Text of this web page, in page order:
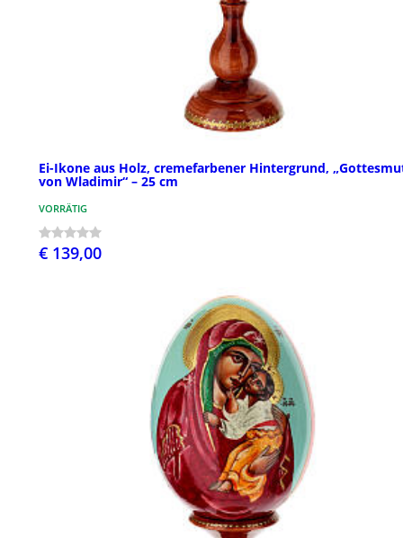
Ei-Ikone aus Holz, cremefarbener Hintergrund,
von Wladimir“ – 25 cm
VORRÄTIG
€ 139,00